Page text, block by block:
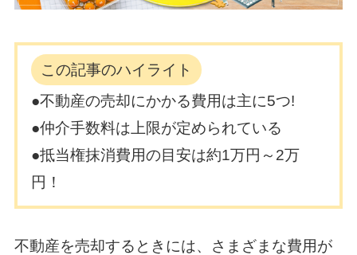
この記事のハイライト
●不動産の売却にかかる費用は主に5つ!
●仲介手数料は上限が定められている
●抵当権抹消費用の目安は約1万円～2万
円！
不動産を売却するときには、さまざまな費用が